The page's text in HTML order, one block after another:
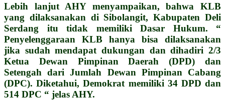
Lebih lanjut AHY menyampaikan, bahwa KLB
yang dilaksanakan di Sibolangit, Kabupaten Deli
Serdang itu tidak memiliki Dasar Hukum. “
Penyelenggaraan KLB hanya bisa dilaksanakan
jika sudah mendapat dukungan dan dihadiri 2/3
Ketua Dewan Pimpinan Daerah (DPD) dan
Setengah dari Jumlah Dewan Pimpinan Cabang
(DPC). Diketahui, Demokrat memiliki 34 DPD dan
514 DPC “ jelas AHY.